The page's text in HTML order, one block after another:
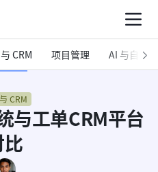
CRM 项目管理 AI 与自动化
CRM
与工单CRM平台